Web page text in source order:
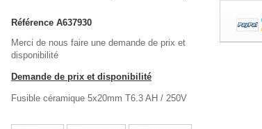
Référence A637930
Merci de nous faire une demande de prix et
disponibilité
Demande de prix et disponibilité
Fusible céramique 5x20mm T6.3 AH / 250V